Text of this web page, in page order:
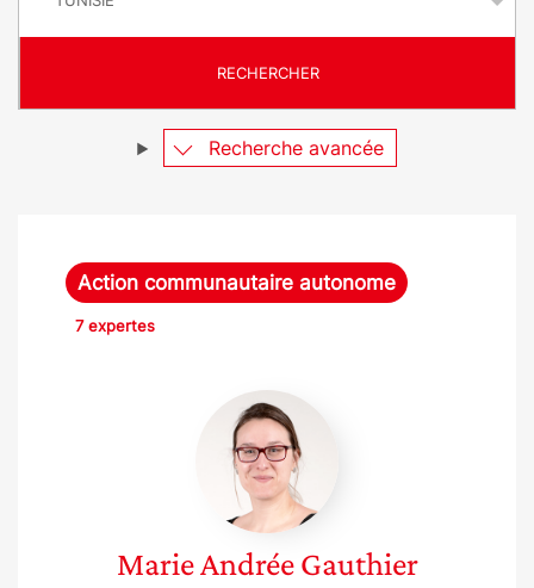
ê
e
RECHERCHER
Recherche avancée
Action communautaire autonome
7 expertes
Marie
Andrée
Gauthier
Marie Andrée Gauthier